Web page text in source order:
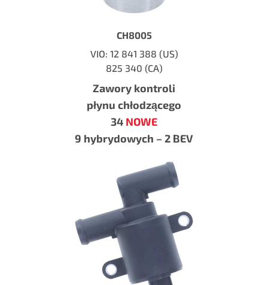
CH8005
VIO: 12 841 388 (US)
825 340 (CA)
Zawory kontroli
płynu chłodzącego
34 NOWE
9 hybrydowych – 2 BEV